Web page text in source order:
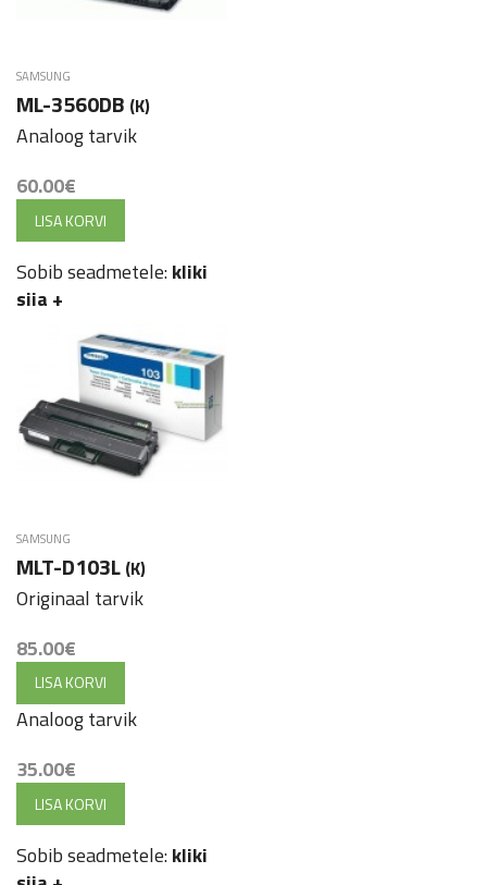
SAMSUNG
ML-3560DB (K)
Analoog tarvik
60.00€
LISA KORVI
Sobib seadmetele:kliki
siia +
SAMSUNG
MLT-D103L (K)
Originaal tarvik
85.00€
LISA KORVI
Analoog tarvik
35.00€
LISA KORVI
Sobib seadmetele:kliki